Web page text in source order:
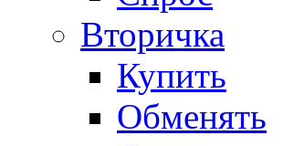
Вторичка
Купить
Обменять